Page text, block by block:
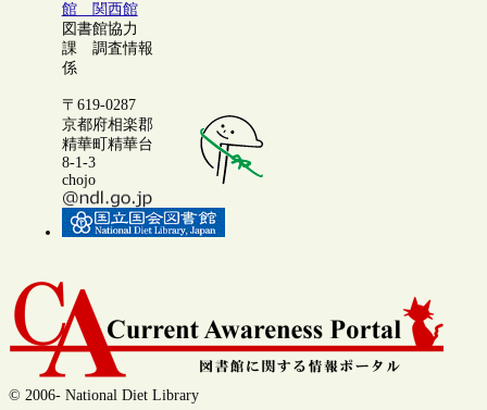
館 関西館
図書館協力
課 調査情報
係
〒619-0287
京都府相楽郡
精華町精華台
8-1-3
chojo
© 2006- National Diet Library